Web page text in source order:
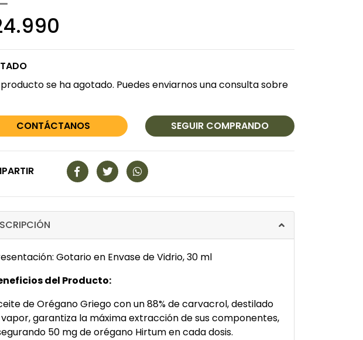
se ha agotado. Puedes enviarnos una consulta sobre
CONTÁCTANOS
SEGUIR COMPRANDO
Gotario en Envase de Vidrio, 30 ml
del Producto:
de Orégano Griego con un 88% de carvacrol, destilado
garantiza la máxima extracción de sus componentes,
50 mg de orégano Hirtum en cada dosis.